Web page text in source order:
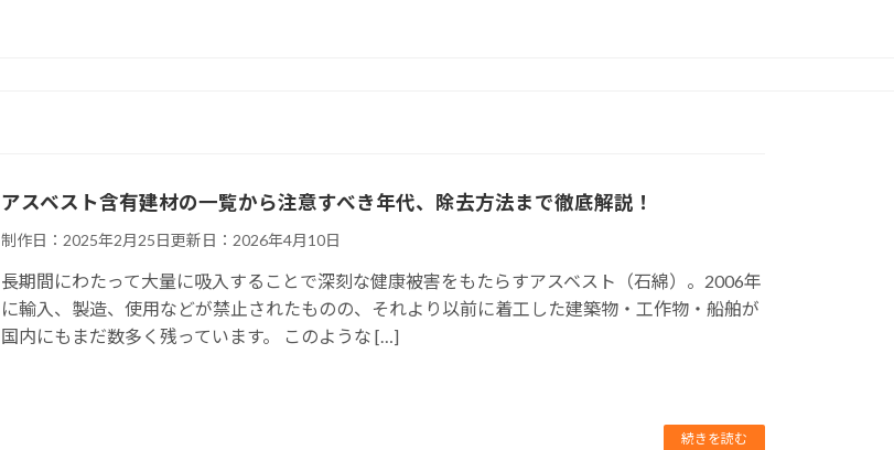
アスベスト含有建材の一覧から注意すべき年代、除去方法まで徹底解説！
制作日：2025年2月25日更新日：2026年4月10日
長期間にわたって大量に吸入することで深刻な健康被害をもたらすアスベスト（石綿）。2006年
に輸入、製造、使用などが禁止されたものの、それより以前に着工した建築物・工作物・船舶が
国内にもまだ数多く残っています。 このような […]
続きを読む